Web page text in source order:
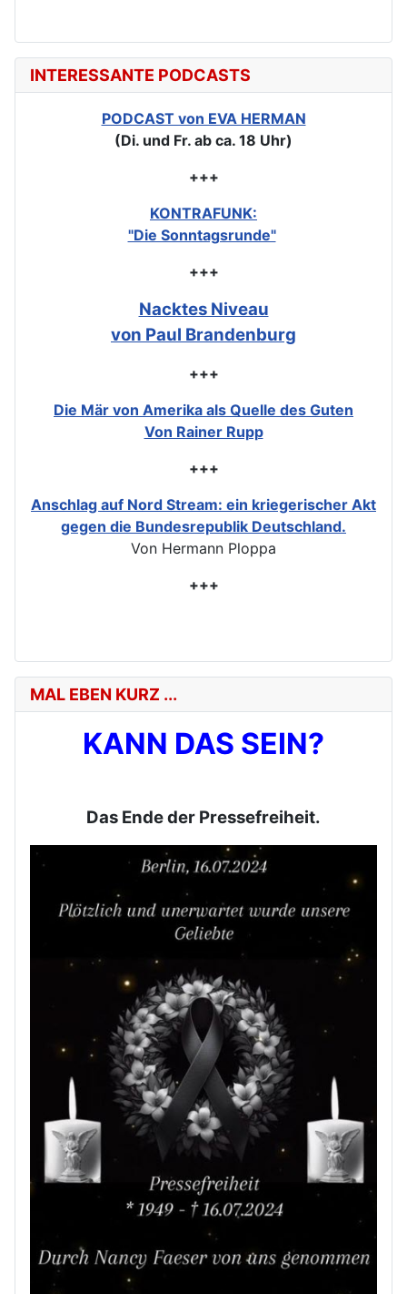
INTERESSANTE PODCASTS
PODCAST von EVA HERMAN
(Di. und Fr. ab ca. 18 Uhr)
+++
KONTRAFUNK:
"Die Sonntagsrunde"
+++
Nacktes Niveau
von Paul Brandenburg
+++
Die Mär von Amerika als Quelle des Guten
Von Rainer Rupp
+++
Anschlag auf Nord Stream: ein kriegerischer Akt
gegen die Bundesrepublik Deutschland.
Von Hermann Ploppa
+++
MAL EBEN KURZ ...
KANN DAS SEIN?
Das Ende der Pressefreiheit.